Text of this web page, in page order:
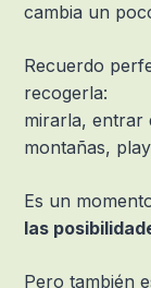
cambia un
Recuerdo
recogerla:
mirarla, entrar
montañas,
Es un
las
Pero también